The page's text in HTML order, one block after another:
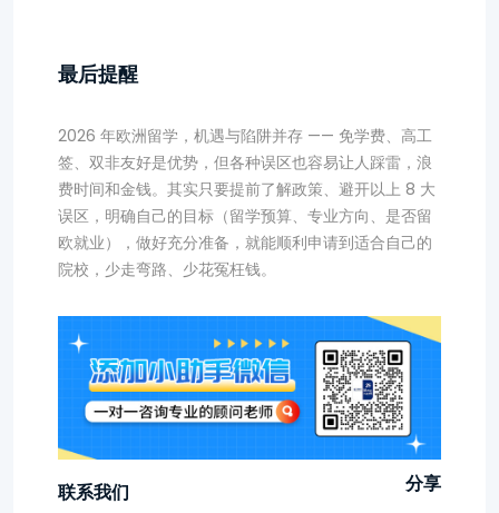
最后提醒
2026 年欧洲留学，机遇与陷阱并存 —— 免学费、高工
签、双非友好是优势，但各种误区也容易让人踩雷，浪
费时间和金钱。其实只要提前了解政策、避开以上 8 大
误区，明确自己的目标（留学预算、专业方向、是否留
欧就业），做好充分准备，就能顺利申请到适合自己的
院校，少走弯路、少花冤枉钱。
联系我们 分享